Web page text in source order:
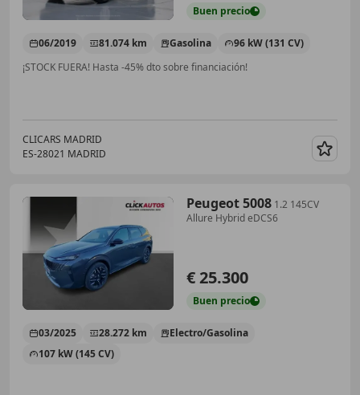
Buen precio
06/2019 81.074 km Gasolina
96 kW (131 CV)
¡STOCK FUERA! Hasta -45% dto sobre financiación!
CLICARS MADRID
ES-28021 MADRID
Peugeot 5008 1.2 145CV
Allure Hybrid eDCS6
€ 25.300
Buen precio
03/2025 28.272 km
Electro/Gasolina
107 kW (145 CV)